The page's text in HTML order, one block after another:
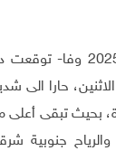
وفا -توقعت
حارا الى
بحيث تبقى أعلى
والرياح جنوبية